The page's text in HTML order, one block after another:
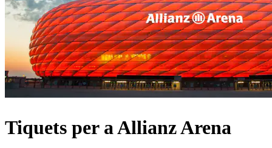
Tiquets per a Allianz Arena